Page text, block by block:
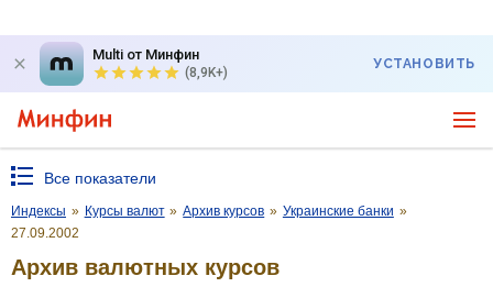
Multi от Минфин
(8,9K+)
УСТАНОВИТЬ
Все показатели
Индексы » Курсы валют » Архив курсов » Украинские банки »
27.09.2002
Архив валютных курсов